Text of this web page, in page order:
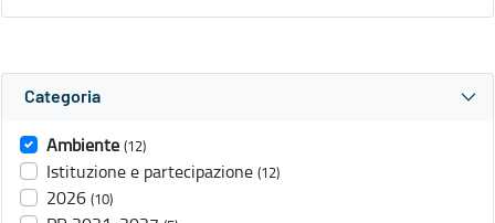
Categoria
Ambiente (12)
Istituzione e partecipazione (12)
2026 (10)